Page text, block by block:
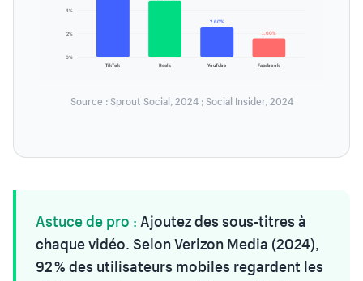
0%
2%
4%
TikTok Reels
2.60%
YouTube
1.60%
Facebook
Source : Sprout Social, 2024 ; Social Insider, 2024
Astuce de pro : Ajoutez des sous-titres à
chaque vidéo. Selon Verizon Media (2024),
92 % des utilisateurs mobiles regardent les